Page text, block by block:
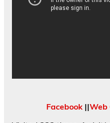
Facebook ||Web